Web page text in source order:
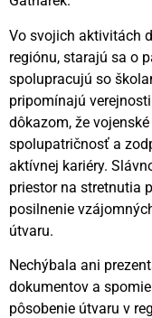
Vo svojich aktivitách
regiónu, starajú sa o
spolupracujú so
pripomínajú
dôkazom, že
spolupatričnosť a
aktívnej kariéry.
priestor na stretnutia
posilnenie
útvaru.
Nechýbala ani
dokumentov a
pôsobenie útvaru v